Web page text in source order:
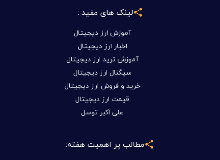
لینک های مفید :
آموزش ارز دیجیتال
اخبار ارز دیجیتال
آموزش ترید ارز دیجیتال
سیگنال ارز دیجیتال
خرید و فروش ارز دیجیتال
قیمت ارز دیجیتال
علی اکبر توسل
مطالب پر اهمیت هفته: